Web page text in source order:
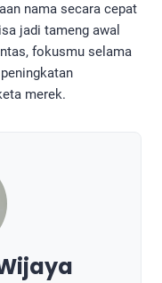
nama secara cepat
jadi tameng awal
fokusmu selama
merek.